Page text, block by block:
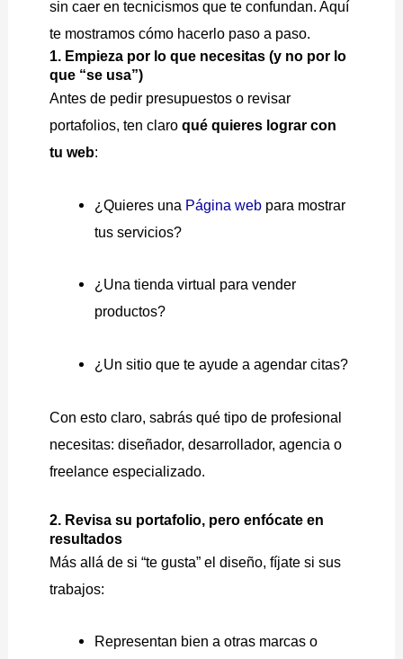
sin caer en tecnicismos que te confundan. Aquí
te mostramos cómo hacerlo paso a paso.
1. Empieza por lo que necesitas (y no por lo
que “se usa”)
Antes de pedir presupuestos o revisar
portafolios, ten claroqué quieres lograr con
tu web:
¿Quieres una Página webpara mostrar
tus servicios?
¿Una tienda virtual para vender
productos?
¿Un sitio que te ayude a agendar citas?
Con esto claro, sabrás qué tipo de profesional
necesitas: diseñador, desarrollador, agencia o
freelance especializado.
2. Revisa su portafolio, pero enfócate en
resultados
Más allá de si “te gusta” el diseño, fíjate si sus
trabajos:
Representan bien a otras marcas o